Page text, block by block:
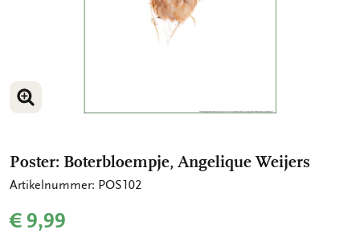
VERGROOT AFBEELDING
Poster: Boterbloempje, Angelique Weijers
Artikelnummer: POS102
€ 9,99